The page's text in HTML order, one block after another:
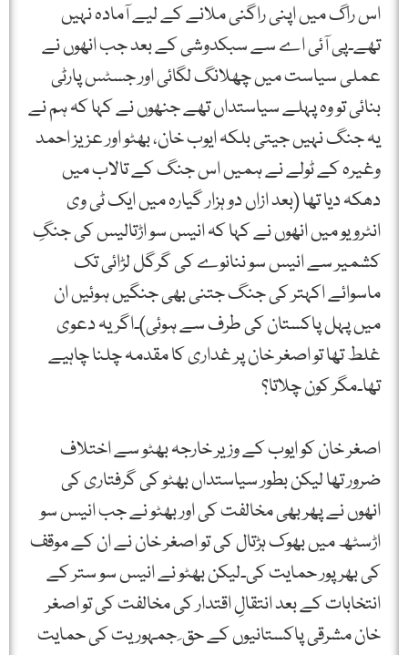
اس راگ میں اپنی راگنی ملانے کے لیے آمادہ نہیں
تھے۔پی آئی اے سے سبکدوشی کے بعد جب انھوں نے
عملی سیاست میں چھلانگ لگائی اور جسٹس پارٹی
بنائی تو وہ پہلے سیاستداں تھے جنھوں نے کہا کہ ہم نے
یہ جنگ نہیں جیتی بلکہ ایوب خان، بھٹو اور عزیز احمد
وغیرہ کے ٹولے نے ہمیں اس جنگ کے تالاب میں
دھکہ دیا تھا (بعد ازاں دو ہزار گیارہ میں ایک ٹی وی
انٹرویو میں انھوں نے کہا کہ انیس سو اڑتالیس کی جنگِ
کشمیر سے انیس سو ننانوے کی گرگل لڑائی تک
ماسوائے اکہتر کی جنگ جتنی بھی جنگیں ہوئیں ان
میں پہل پاکستان کی طرف سے ہوئی)۔اگر یہ دعوی
غلط تھا تو اصغر خان پر غداری کا مقدمہ چلنا چاہیے
تھا۔مگر کون چلاتا؟
اصغر خان کو ایوب کے وزیر خارجہ بھٹو سے اختلاف
ضرور تھا لیکن بطور سیاستداں بھٹو کی گرفتاری کی
انھوں نے پھر بھی مخالفت کی اور بھٹو نے جب انیس سو
اڑسٹھ میں بھوک ہڑتال کی تو اصغر خان نے ان کے موقف
کی بھرپور حمایت کی۔لیکن بھٹو نے انیس سو ستر کے
انتخابات کے بعد انتقالِ اقتدار کی مخالفت کی تو اصغر
خان مشرقی پاکستانیوں کے حق ِ جمہوریت کی حمایت